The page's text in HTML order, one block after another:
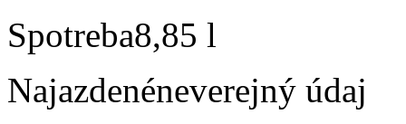
Spotreba8,85 l
Najazdenéneverejný údaj